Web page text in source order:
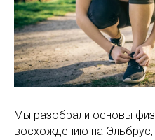
Мы разобрали основы
восхождению на